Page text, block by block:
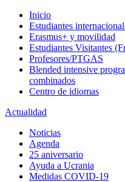
Inicio
Estudiantes
Erasmus+ y movilidad
Estudiantes Visitantes
Profesores/PTGAS
Blended intensive
combinados
Centro de idiomas
Actualidad
Noticias
Agenda
25 aniversario
Ayuda a Ucrania
Medidas COVID-19